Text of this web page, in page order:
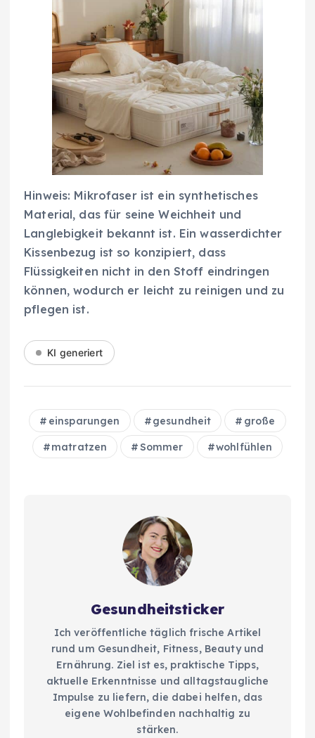
Hinweis: Mikrofaser ist ein synthetisches
Material, das für seine Weichheit und
Langlebigkeit bekannt ist. Ein wasserdichter
Kissenbezug ist so konzipiert, dass
Flüssigkeiten nicht in den Stoff eindringen
können, wodurch er leicht zu reinigen und zu
pflegen ist.
KI generiert
einsparungen gesundheit große
matratzen Sommer wohlfühlen
Gesundheitsticker
Ich veröffentliche täglich frische Artikel
rund um Gesundheit, Fitness, Beauty und
Ernährung. Ziel ist es, praktische Tipps,
aktuelle Erkenntnisse und alltagstaugliche
Impulse zu liefern, die dabei helfen, das
eigene Wohlbefinden nachhaltig zu
stärken.